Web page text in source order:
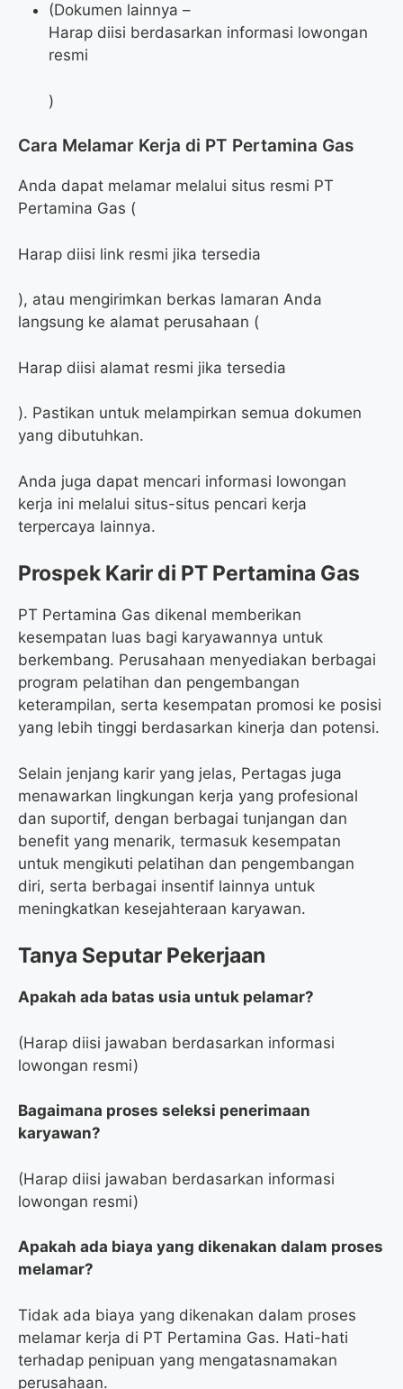
(Dokumen lainnya –
Harap diisi berdasarkan informasi lowongan
resmi
)
Cara Melamar Kerja di PT Pertamina Gas
Anda dapat melamar melalui situs resmi PT
Pertamina Gas (
Harap diisi link resmi jika tersedia
), atau mengirimkan berkas lamaran Anda
langsung ke alamat perusahaan (
Harap diisi alamat resmi jika tersedia
). Pastikan untuk melampirkan semua dokumen
yang dibutuhkan.
Anda juga dapat mencari informasi lowongan
kerja ini melalui situs-situs pencari kerja
terpercaya lainnya.
Prospek Karir di PT Pertamina Gas
PT Pertamina Gas dikenal memberikan
kesempatan luas bagi karyawannya untuk
berkembang. Perusahaan menyediakan berbagai
program pelatihan dan pengembangan
keterampilan, serta kesempatan promosi ke posisi
yang lebih tinggi berdasarkan kinerja dan potensi.
Selain jenjang karir yang jelas, Pertagas juga
menawarkan lingkungan kerja yang profesional
dan suportif, dengan berbagai tunjangan dan
benefit yang menarik, termasuk kesempatan
untuk mengikuti pelatihan dan pengembangan
diri, serta berbagai insentif lainnya untuk
meningkatkan kesejahteraan karyawan.
Tanya Seputar Pekerjaan
Apakah ada batas usia untuk pelamar?
(Harap diisi jawaban berdasarkan informasi
lowongan resmi)
Bagaimana proses seleksi penerimaan
karyawan?
(Harap diisi jawaban berdasarkan informasi
lowongan resmi)
Apakah ada biaya yang dikenakan dalam proses
melamar?
Tidak ada biaya yang dikenakan dalam proses
melamar kerja di PT Pertamina Gas. Hati-hati
terhadap penipuan yang mengatasnamakan
perusahaan.